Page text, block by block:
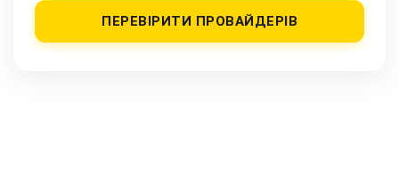
ПЕРЕВІРИТИ ПРОВАЙДЕРІВ